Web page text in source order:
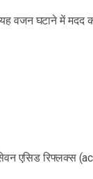
यह वजन घटाने में मदद
एसिड रिफ्लक्स